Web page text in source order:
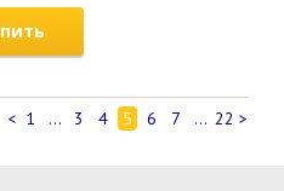
< 1 ... 3 4 5 6 7 ... 22 >